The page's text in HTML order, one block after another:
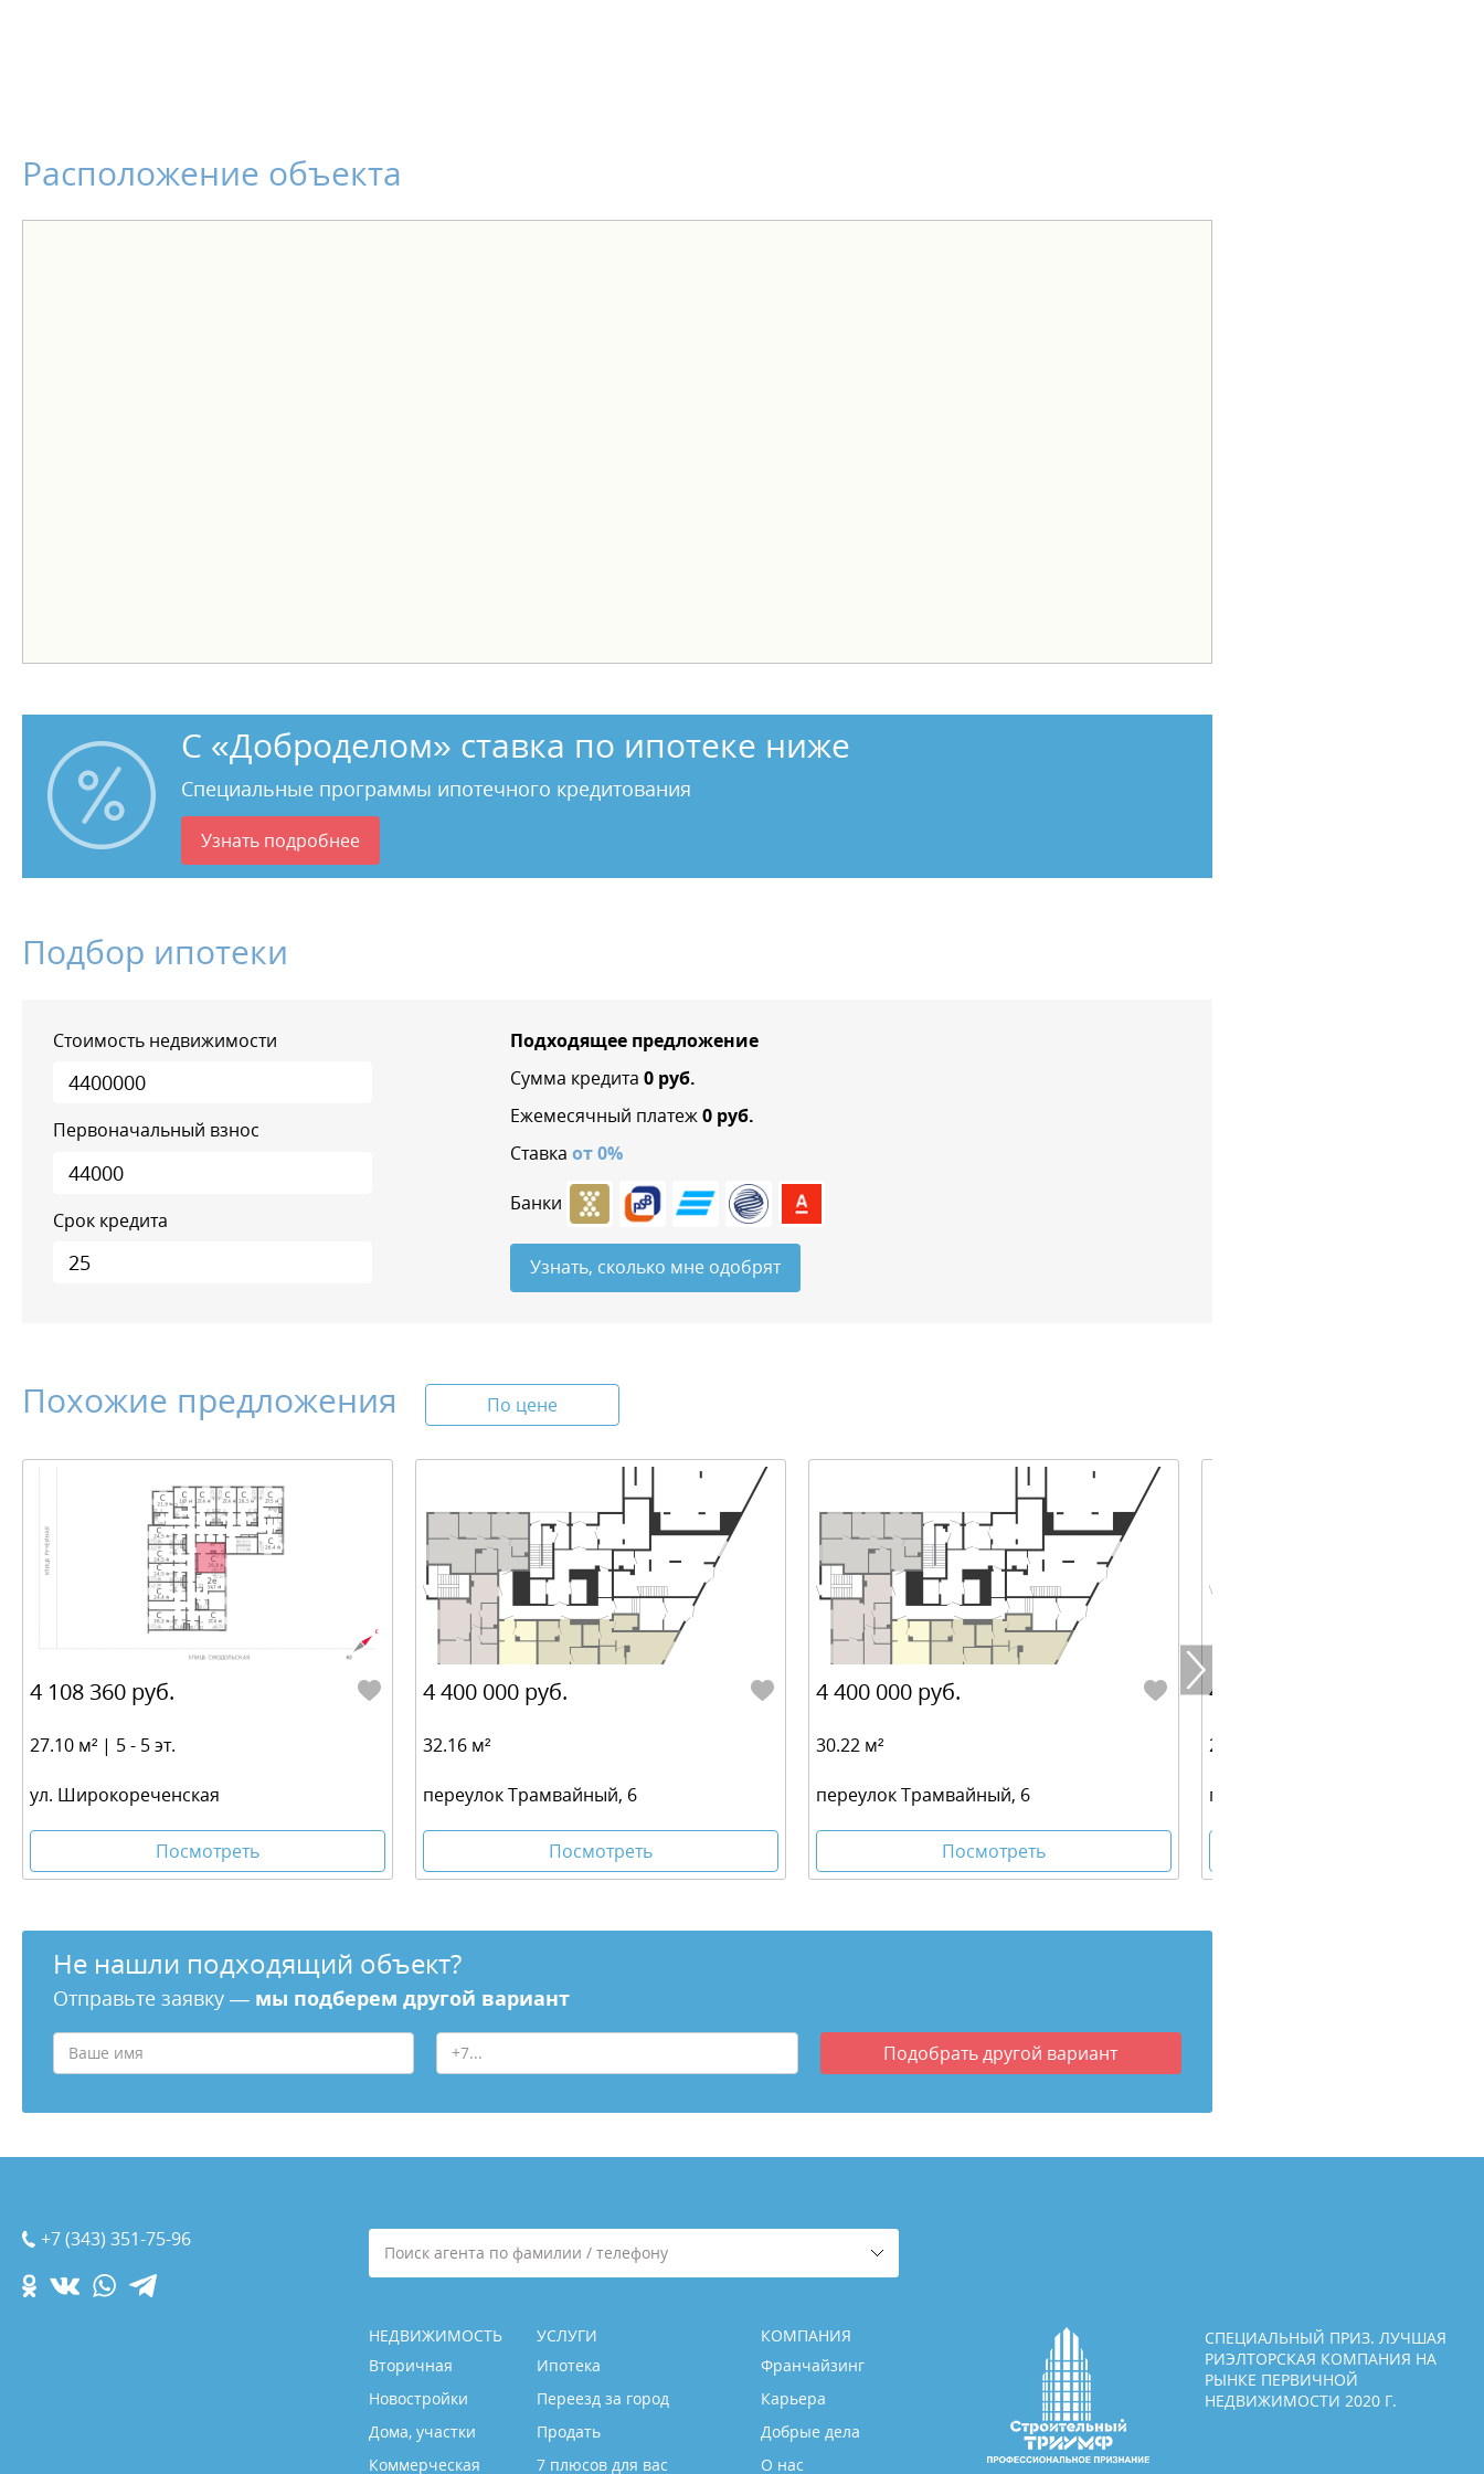
Расположение объекта
С «Доброделом» ставка по ипотеке ниже
Специальные программы ипотечного кредитования
Узнать подробнее
Подбор ипотеки
Стоимость недвижимости
Первоначальный взнос
Срок кредита
Подходящее предложение
Сумма кредита 0 руб.
Ежемесячный платеж 0 руб.
Ставка от0%
Банки
Узнать, сколько мне одобрят
Похожие предложения По цене
4 108 360 руб.
27.10 м² | 5 - 5 эт.
ул. Широкореченская
Посмотреть
4 400 000 руб.
32.16 м²
переулок Трамвайный, 6
Посмотреть
4 400 000 руб.
30.22 м²
переулок Трамвайный, 6
Посмотреть
4 400 000 руб.
27.52 м²
переулок Трамвайный, 6
Не нашли подходящий объект?
Отправьте заявку — мы подберем другой вариант
Подобратьдругой вариант
+7 (343) 351-75-96
Поиск агента по фамилии / телефону
НЕДВИЖИМОСТЬ
Вторичная
Новостройки
Дома, участки
Коммерческая
УСЛУГИ
Ипотека
Переезд за город
Продать
7 плюсов для вас
КОМПАНИЯ
Франчайзинг
Карьера
Добрые дела
О нас
СПЕЦИАЛЬНЫЙ ПРИЗ. ЛУЧШАЯ
РИЭЛТОРСКАЯ КОМПАНИЯ НА
РЫНКЕ ПЕРВИЧНОЙ
НЕДВИЖИМОСТИ 2020 Г.